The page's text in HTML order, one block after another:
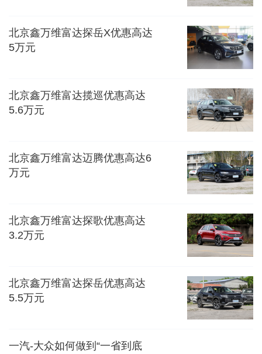
北京鑫万维富达探岳X优惠高达
5万元
北京鑫万维富达揽巡优惠高达
5.6万元
北京鑫万维富达迈腾优惠高达6
万元
北京鑫万维富达探歌优惠高达
3.2万元
北京鑫万维富达探岳优惠高达
5.5万元
一汽-大众如何做到“一省到底